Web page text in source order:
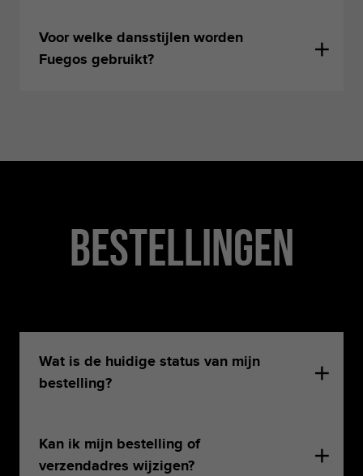
Voor welke dansstijlen worden
Fuegos gebruikt?
Bestellingen
Wat is de huidige status van mijn
bestelling?
Kan ik mijn bestelling of
verzendadres wijzigen?